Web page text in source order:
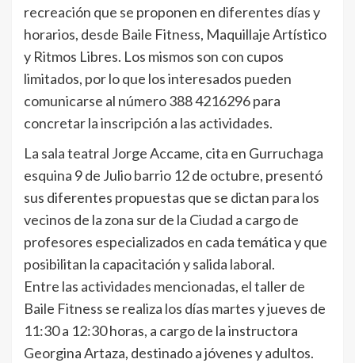
recreación que se proponen en diferentes días y
horarios, desde Baile Fitness, Maquillaje Artístico
y Ritmos Libres. Los mismos son con cupos
limitados, por lo que los interesados pueden
comunicarse al número 388 4216296 para
concretar la inscripción a las actividades.
La sala teatral Jorge Accame, cita en Gurruchaga
esquina 9 de Julio barrio 12 de octubre, presentó
sus diferentes propuestas que se dictan para los
vecinos de la zona sur de la Ciudad a cargo de
profesores especializados en cada temática y que
posibilitan la capacitación y salida laboral.
Entre las actividades mencionadas, el taller de
Baile Fitness se realiza los días martes y jueves de
11:30 a 12:30 horas, a cargo de la instructora
Georgina Artaza, destinado a jóvenes y adultos.